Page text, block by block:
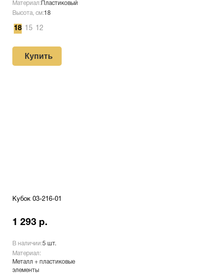
Материал: Пластиковый
Высота, см:18
18 15 12
Купить
Кубок 03-216-01
1 293 р.
В наличии:5 шт.
Материал:
Металл + пластиковые
элементы